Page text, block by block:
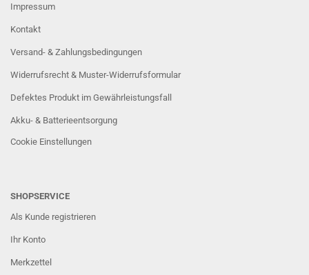
Impressum
Kontakt
Versand- & Zahlungsbedingungen
Widerrufsrecht & Muster-Widerrufsformular
Defektes Produkt im Gewährleistungsfall
Akku- & Batterieentsorgung
Cookie Einstellungen
SHOPSERVICE
Als Kunde registrieren
Ihr Konto
Merkzettel